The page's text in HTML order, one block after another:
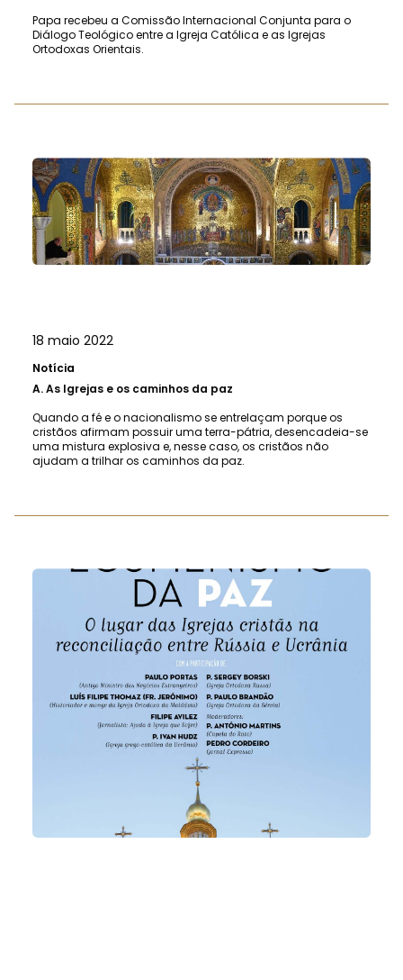
Papa recebeu a Comissão Internacional Conjunta para o
Diálogo Teológico entre a Igreja Católica e as Igrejas
Ortodoxas Orientais.
18 maio 2022
Notícia
A.As Igrejas e os caminhos da paz
Quando a fé e o nacionalismo se entrelaçam porque os
cristãos afirmam possuir uma terra-pátria, desencadeia-se
uma mistura explosiva e, nesse caso, os cristãos não
ajudam a trilhar os caminhos da paz.